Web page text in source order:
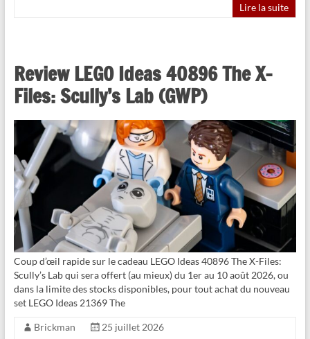
Lire la suite
Review LEGO Ideas 40896 The X-
Files: Scully’s Lab (GWP)
Coup d’œil rapide sur le cadeau LEGO Ideas 40896 The X-Files:
Scully’s Lab qui sera offert (au mieux) du 1er au 10 août 2026, ou
dans la limite des stocks disponibles, pour tout achat du nouveau
set LEGO Ideas 21369 The
Brickman
25 juillet 2026